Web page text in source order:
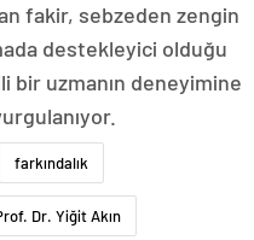
fakir, sebzeden zengin
destekleyici olduğu
bir uzmanın deneyimine
farkındalık
Dr. Yiğit Akın